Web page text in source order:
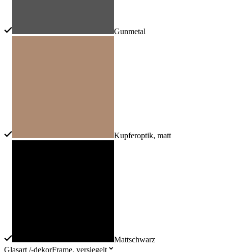
Gunmetal
Kupferoptik, matt
Mattschwarz
Glasart /-dekorFrame, versiegelt